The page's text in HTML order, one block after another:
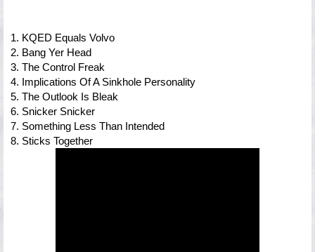
1. KQED Equals Volvo
2. Bang Yer Head
3. The Control Freak
4. Implications Of A Sinkhole Personality
5. The Outlook Is Bleak
6. Snicker Snicker
7. Something Less Than Intended
8. Sticks Together